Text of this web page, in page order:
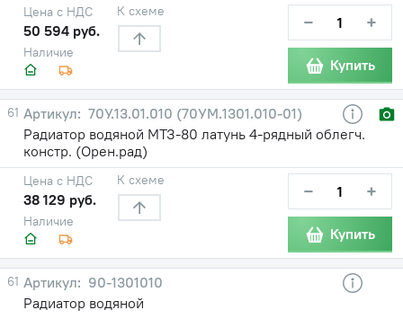
Наличие
Цена с НДС
50 594 руб.
К схеме − +
Купить
61
70У.13.01.010 (70УМ.1301.010-01)
Радиатор водяной МТЗ-80 латунь 4-рядный облегч.
констр. (Орен.рад)
Наличие
Цена с НДС
38 129 руб.
К схеме − +
Купить
61
90-1301010
Радиатор водяной